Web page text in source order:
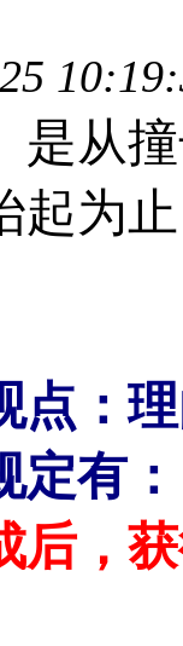
是从
起为
点：
定有：
后，